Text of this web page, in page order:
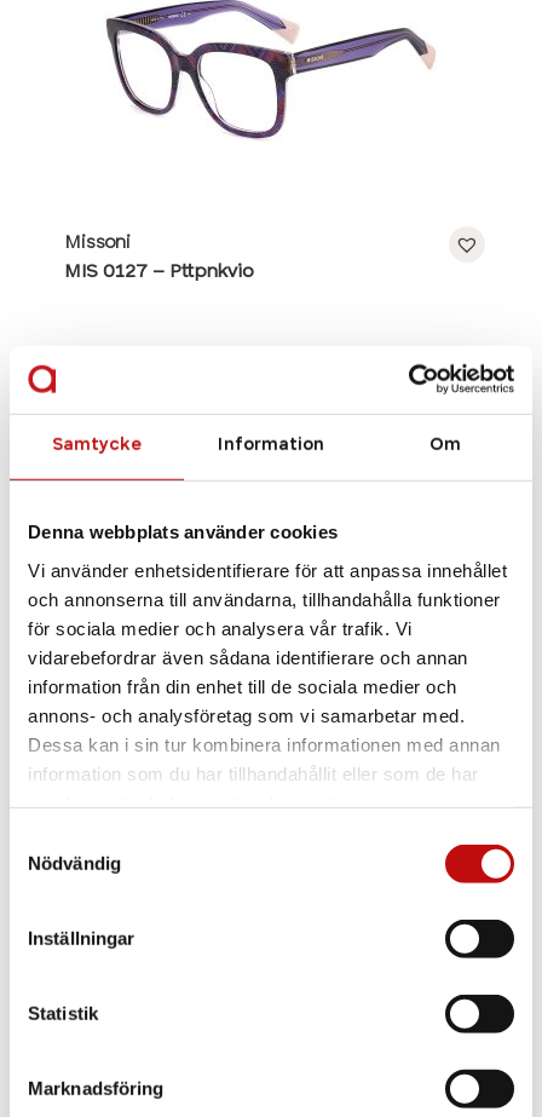
Samtycke Information Om
Denna webbplats använder cookies
Vi använder enhetsidentifierare för att anpassa innehållet
och annonserna till användarna, tillhandahålla funktioner
för sociala medier och analysera vår trafik. Vi
vidarebefordrar även sådana identifierare och annan
information från din enhet till de sociala medier och
annons- och analysföretag som vi samarbetar med.
Dessa kan i sin tur kombinera informationen med annan
information som du har tillhandahållit eller som de har
Nödvändig
Inställningar
Statistik
Marknadsföring
Missoni
MIS 0127 – Pttpnkvio
Enkelslipade, progressiva eller färgskiftande